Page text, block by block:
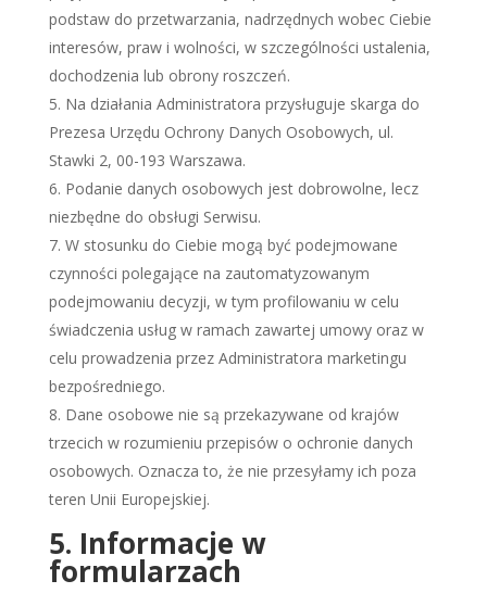
podstaw do przetwarzania, nadrzędnych wobec Ciebie
interesów, praw i wolności, w szczególności ustalenia,
dochodzenia lub obrony roszczeń.
Na działania Administratora przysługuje skarga do
Prezesa Urzędu Ochrony Danych Osobowych, ul.
Stawki 2, 00-193 Warszawa.
Podanie danych osobowych jest dobrowolne, lecz
niezbędne do obsługi Serwisu.
W stosunku do Ciebie mogą być podejmowane
czynności polegające na zautomatyzowanym
podejmowaniu decyzji, w tym profilowaniu w celu
świadczenia usług w ramach zawartej umowy oraz w
celu prowadzenia przez Administratora marketingu
bezpośredniego.
Dane osobowe nie są przekazywane od krajów
trzecich w rozumieniu przepisów o ochronie danych
osobowych. Oznacza to, że nie przesyłamy ich poza
teren Unii Europejskiej.
5. Informacje w
formularzach